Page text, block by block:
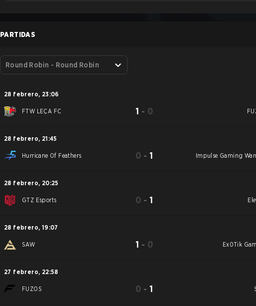
PARTIDAS
Round Robin - Round Robin
28 febrero, 23:06
FTW LEÇA FC 1 - 0
28 febrero, 21:45
Hurricane Of Feathers 0 -1 Impulse Gaming
28 febrero, 20:25
GTZ Esports 0 -1
28 febrero, 19:07
SAW 1 - 0 Ex0Tik
27 febrero, 22:58
FUZOS 0 -1